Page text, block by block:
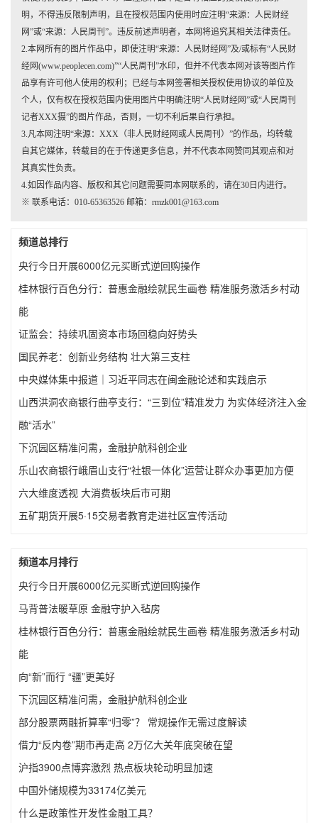
明，不得违反限制声明，且在授权范围内使用时应注明“来源：人民财经
网”或“来源：人民周刊”。违反前述声明者，本网将追究其相关法律责任。
2.本网所有的图片作品中，即使注明“来源：人民财经网”及/或标有“人民财
经网(www.peoplecen.com)”“人民周刊”水印，但并不代表本网对该等图片作
品享有许可他人使用的权利；已经与本网签署相关授权使用协议的单位及
个人，仅有权在授权范围内使用图片中明确注明“人民财经网”或“人民周刊
记者XXX摄”的图片作品，否则，一切不利后果自行承担。
3.凡本网注明“来源：XXX（非人民财经网或人民周刊）”的作品，均转载
自其它媒体，转载目的在于传递更多信息，并不代表本网赞同其观点和对
其真实性负责。
4.如因作品内容、版权和其它问题需要同本网联系的，请在30日内进行。
※ 联系电话：010-65363526 邮箱：rmzk001@163.com
频道总排行
央行今日开展6000亿元买断式逆回购操作
桂林银行百色分行：普惠金融绘就民生画卷 精准服务激活乡村动
能
证监会：持续巩固资本市场回稳向好势头
国民养老：创新业务结构 壮大第三支柱
中央媒体集中报道｜习近平同志在闽金融论述和实践启示
山西洪洞农商银行曲亭支行：“三到位”精准发力 为实体经济注入金
融“活水”
下沉园区精准问需，金融护航科创企业
乐山农商银行峨眉山支行“社银一体化”运营让群众办事更加方便
六大维度透视 大消费板块后市可期
五矿期货开展5·15交易者教育走进社区宣传活动
频道本月排行
央行今日开展6000亿元买断式逆回购操作
马背普法暖草原 金融守护入毡房
桂林银行百色分行：普惠金融绘就民生画卷 精准服务激活乡村动
能
向“新”而行 “疆”更美好
下沉园区精准问需，金融护航科创企业
部分股票两融折算率“归零”？ 常规操作无需过度解读
借力“反内卷”期市再走高 2万亿大关年底突破在望
沪指3900点博弈激烈 热点板块轮动明显加速
中国外储规模为33174亿美元
什么是政策性开发性金融工具？